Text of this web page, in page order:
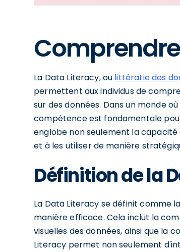
La Data Literacy, ou littératie des
permettent aux individus de
sur des données. Dans un monde
compétence est fondamentale
englobe non seulement la
et à les utiliser de manière
Définition de la
La Data Literacy se définit comme
manière efficace. Cela inclut la
visuelles des données, ainsi que la
Literacy permet non seulement